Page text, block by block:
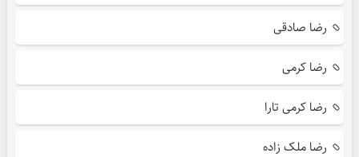
رضا صادقی
رضا کرمی
رضا کرمی تارا
رضا ملک زاده